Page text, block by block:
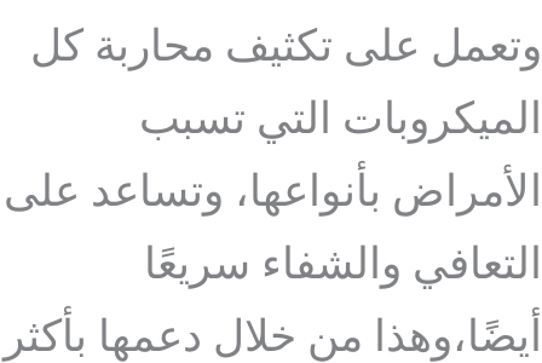
وتعمل على تكثيف محاربة كل
الميكروبات التي تسبب
الأمراض بأنواعها، وتساعد على
التعافي والشفاء سريعًا
أيضًا،وهذا من خلال دعمها بأكثر